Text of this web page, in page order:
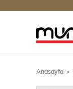
Anasayfa